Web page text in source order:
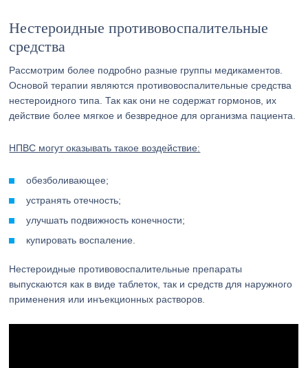
Нестероидные противовоспалительные
средства
Рассмотрим более подробно разные группы медикаментов.
Основой терапии являются противовоспалительные средства
нестероидного типа. Так как они не содержат гормонов, их
действие более мягкое и безвредное для организма пациента.
НПВС могут оказывать такое воздействие:
обезболивающее;
устранять отечность;
улучшать подвижность конечности;
купировать воспаление.
Нестероидные противовоспалительные препараты
выпускаются как в виде таблеток, так и средств для наружного
применения или инъекционных растворов.